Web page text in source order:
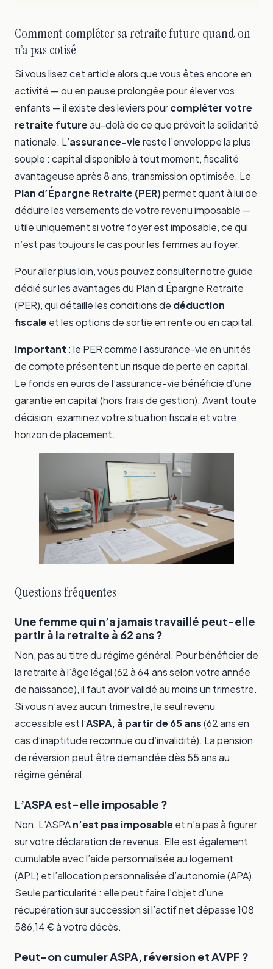
Comment compléter sa retraite future quand on
n’a pas cotisé
Si vous lisez cet article alors que vous êtes encore en
activité — ou en pause prolongée pour élever vos
enfants — il existe des leviers pourcompléter votre
retraite futureau-delà de ce que prévoit la solidarité
nationale. L’assurance-viereste l’enveloppe la plus
souple : capital disponible à tout moment, fiscalité
avantageuse après 8 ans, transmission optimisée. Le
Plan d’Épargne Retraite (PER)permet quant à lui de
déduire les versements de votre revenu imposable —
utile uniquement si votre foyer est imposable, ce qui
n’est pas toujours le cas pour les femmes au foyer.
Pour aller plus loin, vous pouvez consulter notre guide
dédié surles avantages du Plan d’Épargne Retraite
(PER), qui détaille les conditions de déduction
fiscale et les options de sortie en rente ou en capital.
Important : le PER comme l’assurance-vie en unités
de compte présentent un risque de perte en capital.
Le fonds en euros de l’assurance-vie bénéficie d’une
garantie en capital (hors frais de gestion). Avant toute
décision, examinez votre situation fiscale et votre
horizon de placement.
Questions fréquentes
Une femme qui n’a jamais travaillé peut-elle
partir à la retraite à 62 ans ?
Non, pas au titre du régime général. Pour bénéficier de
la retraite à l’âge légal (62 à 64 ans selon votre année
de naissance), il faut avoir validé au moins un trimestre.
Si vous n’avez aucun trimestre, le seul revenu
accessible est l’ASPA, à partir de 65 ans(62 ans en
cas d’inaptitude reconnue ou d’invalidité). La pension
de réversion peut être demandée dès 55 ans au
régime général.
L’ASPA est-elle imposable ?
Non. L’ASPAn’est pas imposable et n’a pas à figurer
sur votre déclaration de revenus. Elle est également
cumulable avec l’aide personnalisée au logement
(APL) et l’allocation personnalisée d’autonomie (APA).
Seule particularité : elle peut faire l’objet d’une
récupération sur succession si l’actif net dépasse 108
586,14 € à votre décès.
Peut-on cumuler ASPA, réversion et AVPF ?